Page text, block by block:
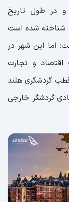
در طول تاریخ
شناخته شده است
اما این شهر در
و تجارت
گردشگری هلند
گردشگر خارجی